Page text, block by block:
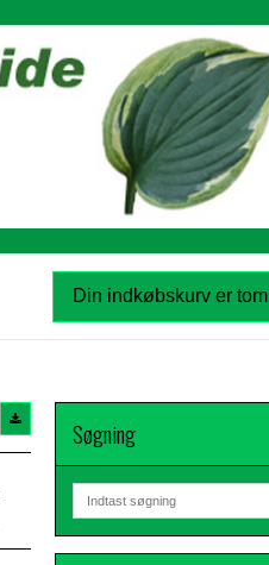
Din indkøbskurv er tom
Søgning